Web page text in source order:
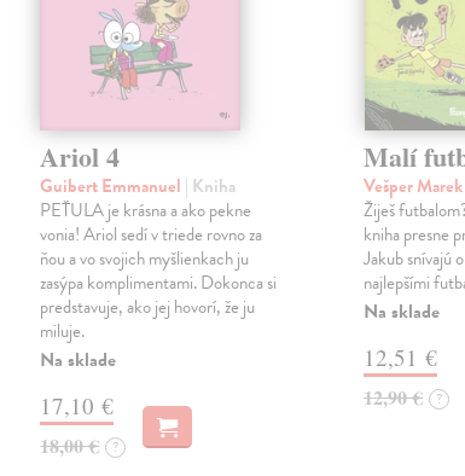
Ariol 4
Guibert Emmanuel | Kniha
PEŤULA je krásna a ako pekne
vonia! Ariol sedí v triede rovno za
ňou a vo svojich myšlienkach ju
zasýpa komplimentami. Dokonca si
predstavuje, ako jej hovorí, že ju
miluje.
Na sklade
17,10 €
18,00 € ?
Malí
Vešper Marek
Žiješ
kniha presne
Jakub snívajú
najlepšími
Na sklade
12,51 €
12,90 € ?